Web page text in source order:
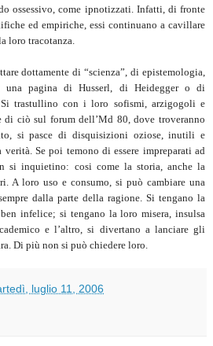
ossessivo, come ipnotizzati. Infatti, di fronte
ed empiriche, essi continuano a cavillare
loro tracotanza.
dottamente di “scienza”, di epistemologia,
pagina di Husserl, di Heidegger o di
Si trastullino con i loro sofismi, arzigogoli e
di ciò sul forum dell’Md 80, dove troveranno
si pasce di disquisizioni oziose, inutili e
Se poi temono di essere impreparati ad
si inquietino: cosi come la storia, anche la
A loro uso e consumo, si può cambiare una
dalla parte della ragione. Si tengano la
infelice; si tengano la loro misera, insulsa
e l’altro, si divertano a lanciare gli
Di più non si può chiedere loro.
luglio 11, 2006